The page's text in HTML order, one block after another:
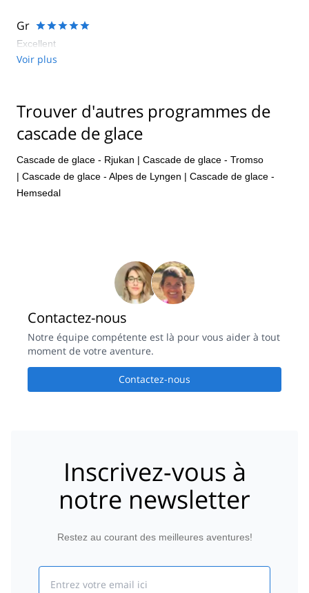
Gr
Excellent
Voir plus
Trouver d'autres programmes de
cascade de glace
Cascade de glace - Rjukan | Cascade de glace - Tromso
| Cascade de glace - Alpes de Lyngen | Cascade de glace -
Hemsedal
Contactez-nous
Notre équipe compétente est là pour vous aider à tout
moment de votre aventure.
Contactez-nous
Inscrivez-vous à
notre newsletter
Restez au courant des meilleures aventures!